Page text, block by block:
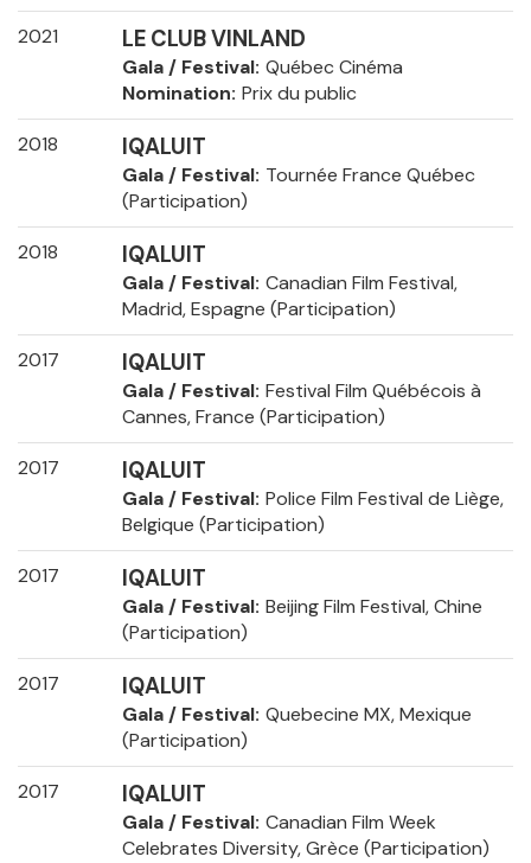
2021 LE CLUB VINLAND
Gala / Festival Québec Cinéma
Nomination Prix du public
2018 IQALUIT
Gala / Festival Tournée France Québec
(Participation)
2018 IQALUIT
Gala / Festival Canadian Film Festival,
Madrid, Espagne (Participation)
2017 IQALUIT
Gala / Festival Festival Film Québécois à
Cannes, France (Participation)
2017 IQALUIT
Gala / Festival Police Film Festival de Liège,
Belgique (Participation)
2017 IQALUIT
Gala / Festival Beijing Film Festival, Chine
(Participation)
2017 IQALUIT
Gala / Festival Quebecine MX, Mexique
(Participation)
2017 IQALUIT
Gala / Festival Canadian Film Week
Celebrates Diversity, Grèce (Participation)